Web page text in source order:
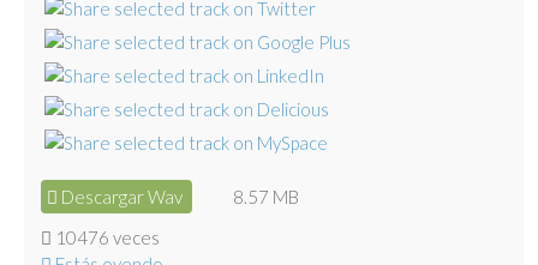
Descargar Wav
8.57 MB
10476 veces